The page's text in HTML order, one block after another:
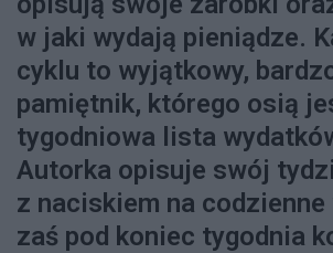
w jaki wydają pieniądze.
cyklu to wyjątkowy,
pamiętnik, którego osią
tygodniowa lista
Autorka opisuje swój
z naciskiem na
zaś pod koniec tygodnia